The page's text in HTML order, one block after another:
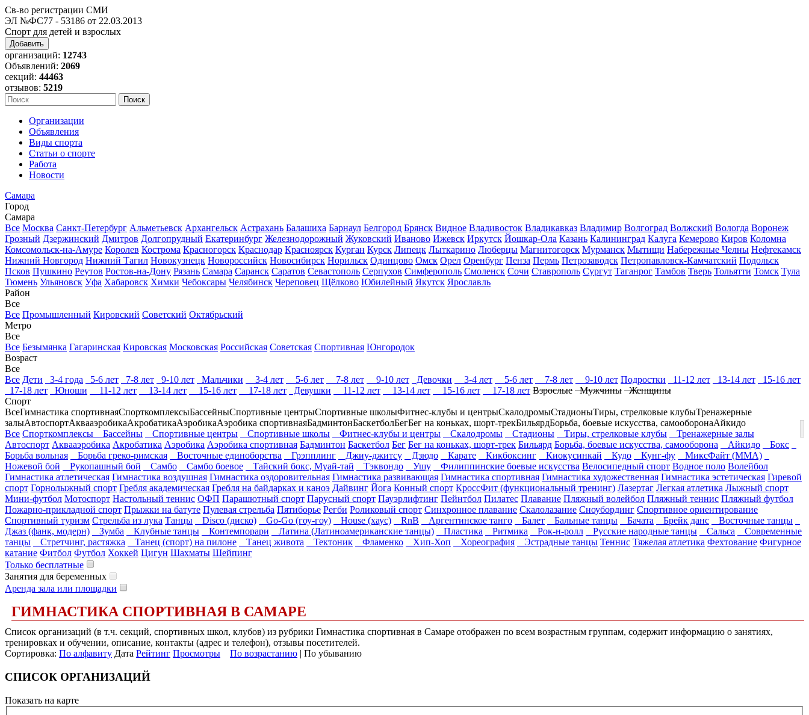
Св-во регистрации СМИ
ЭЛ №ФС77 - 53186 от 22.03.2013
Спорт для детей и взрослых
Добавить
организаций: 12743
Объявлений: 2069
секций: 44463
отзывов: 5219
Организации
Объявления
Виды спорта
Статьи о спорте
Работа
Новости
Самара
Город
Самара
Все Москва Санкт-Петербург Альметьевск Архангельск Астрахань Балашиха Барнаул Белгород Брянск Видное Владивосток Владикавказ Владимир Волгоград Волжский Вологда Воронеж
Грозный Дзержинский Дмитров Долгопрудный Екатеринбург Железнодорожный Жуковский Иваново Ижевск Иркутск Йошкар-Ола Казань Калининград Калуга Кемерово Киров Коломна
Комсомольск-на-Амуре Королев Кострома Красногорск Краснодар Красноярск Курган Курск Липецк Лыткарино Люберцы Магнитогорск Мурманск Мытищи Набережные Челны Нефтекамск
Нижний Новгород Нижний Тагил Новокузнецк Новороссийск Новосибирск Норильск Одинцово Омск Орел Оренбург Пенза Пермь Петрозаводск Петропавловск-Камчатский Подольск
Псков Пушкино Реутов Ростов-на-Дону Рязань Самара Саранск Саратов Севастополь Серпухов Симферополь Смоленск Сочи Ставрополь Сургут Таганрог Тамбов Тверь Тольятти Томск Тула
Тюмень Ульяновск Уфа Хабаровск Химки Чебоксары Челябинск Череповец Щёлково Юбилейный Якутск Ярославль
Район
Все
Все Промышленный Кировский Советский Октябрьский
Метро
Все
Все Безымянка Гагаринская Кировская Московская Российская Советская Спортивная Юнгородок
Возраст
Все
Все Дети 3-4 года 5-6 лет 7-8 лет 9-10 лет Мальчики 3-4 лет 5-6 лет 7-8 лет 9-10 лет Девочки 3-4 лет 5-6 лет 7-8 лет 9-10 лет Подростки 11-12 лет 13-14 лет
15-16 лет
17-18 лет
Юноши 11-12 лет 13-14 лет 15-16 лет 17-18 лет Девушки 11-12 лет 13-14 лет 15-16 лет 17-18 лет Взрослые Мужчины Женщины
Спорт
ВсеГимнастика спортивнаяСпорткомплексыБассейныСпортивные центрыСпортивные школыФитнес-клубы и центрыСкалодромыСтадионыТиры, стрелковые клубыТренажерные
залыАвтоспортАквааэробикаАкробатикаАэробикаАэробика спортивнаяБадминтонБаскетболБегБег на коньках, шорт-трекБильярдБорьба, боевые искусства, самооборонаАйкидо
Все Спорткомплексы Бассейны Спортивные центры Спортивные школы Фитнес-клубы и центры Скалодромы Стадионы Тиры, стрелковые клубы
Тренажерные залы
Автоспорт Аквааэробика Акробатика Аэробика Аэробика спортивная Бадминтон Баскетбол Бег Бег на коньках, шорт-трек Бильярд Борьба, боевые искусства, самооборона Айкидо
Бокс
Борьба вольная
Борьба греко-римская Восточные единоборства Грэпплинг Джиу-джитсу Дзюдо Карате Кикбоксинг Киокусинкай Кудо Кунг-фу
МиксФайт (ММА)
Ножевой бой
Рукопашный бой Самбо Самбо боевое Тайский бокс, Муай-тай Тэквондо Ушу Филиппинские боевые искусства Велосипедный спорт Водное поло Волейбол
Гимнастика атлетическая Гимнастика воздушная Гимнастика оздоровительная Гимнастика развивающая Гимнастика спортивная Гимнастика художественная Гимнастика эстетическая Гиревой
спорт Горнолыжный спорт Гребля академическая Гребля на байдарках и каноэ Дайвинг Йога Конный спорт КроссФит (функциональный тренинг) Лазертаг Легкая атлетика Лыжный спорт
Мини-футбол Мотоспорт Настольный теннис ОФП Парашютный спорт Парусный спорт Пауэрлифтинг Пейнтбол Пилатес Плавание Пляжный волейбол Пляжный теннис Пляжный футбол
Пожарно-прикладной спорт Прыжки на батуте Пулевая стрельба Пятиборье Регби Роликовый спорт Синхронное плавание Скалолазание Сноубординг Спортивное ориентирование
Спортивный туризм Стрельба из лука Танцы Disco (диско) Go-Go (гоу-гоу) House (хаус) RnB Аргентинское танго Балет Бальные танцы Бачата Брейк данс
Восточные танцы
Джаз (фанк, модерн)
Зумба Клубные танцы Контемпорари Латина (Латиноамериканские танцы) Пластика Ритмика Рок-н-ролл Русские народные танцы Сальса
Современные
танцы
Стретчинг, растяжка Танец (спорт) на пилоне Танец живота Тектоник Фламенко Хип-Хоп Хореография Эстрадные танцы Теннис Тяжелая атлетика Фехтование Фигурное
катание Фитбол Футбол Хоккей Цигун Шахматы Шейпинг
Только бесплатные
Занятия для беременных
Аренда зала или площадки
ГИМНАСТИКА СПОРТИВНАЯ В САМАРЕ
Список организаций (в т.ч. секций, спортивных школ, клубов) из рубрики Гимнастика спортивная в Самаре отображен по всем возрастным группам, содержит информацию о занятиях,
тренировках и обучении, описание, контакты (адрес и телефон), отзывы посетителей.
Сортировка: По алфавиту Дата Рейтинг Просмотры По возрастанию | По убыванию
СПИСОК ОРГАНИЗАЦИЙ
Показать на карте